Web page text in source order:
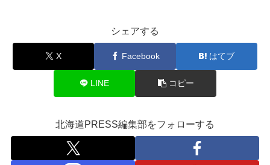
シェアする
X Facebook はてブ
LINE コピー
北海道PRESS編集部をフォローする